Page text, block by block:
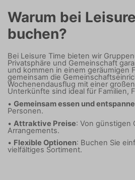
Warum bei
buchen?
Bei Leisure Time bieten wir
Privatsphäre und Gemeinschaft
und kommen in einem geräumigen
gemeinsam die
Wochenendausflug mit einer
Unterkünfte sind ideal für Familien,
• Gemeinsam essen und
Personen.
• Attraktive Preise: Von günstigen
Arrangements.
• Flexible Optionen: Buchen Sie
vielfältiges Sortiment.